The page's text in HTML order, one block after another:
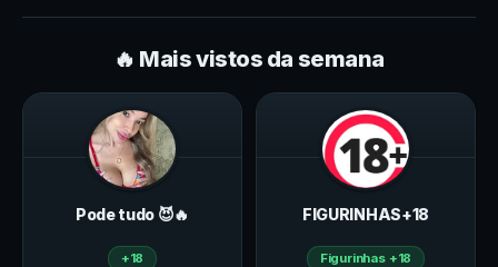
🔥 Mais vistos da semana
Pode tudo 😈🔥
+18
FIGURINHAS+18
Figurinhas +18